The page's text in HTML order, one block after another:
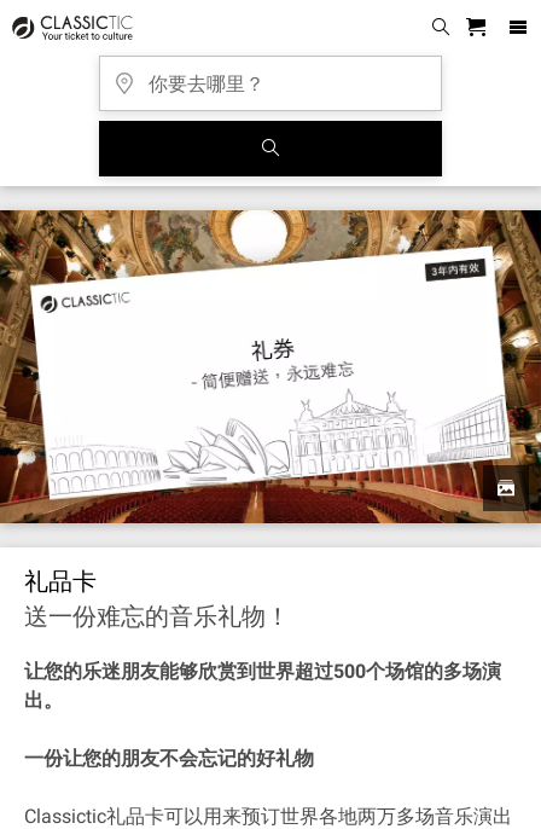
礼品卡
送一份难忘的音乐礼物！
让您的乐迷朋友能够欣赏到世界超过500个场馆的多场演
出。
一份让您的朋友不会忘记的好礼物
Classictic礼品卡可以用来预订世界各地两万多场音乐演出